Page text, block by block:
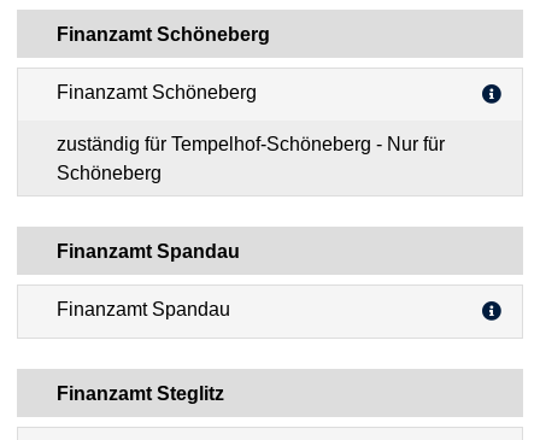
Finanzamt Schöneberg
Finanzamt Schöneberg
zuständig für Tempelhof-Schöneberg - Nur für
Schöneberg
Finanzamt Spandau
Finanzamt Spandau
Finanzamt Steglitz